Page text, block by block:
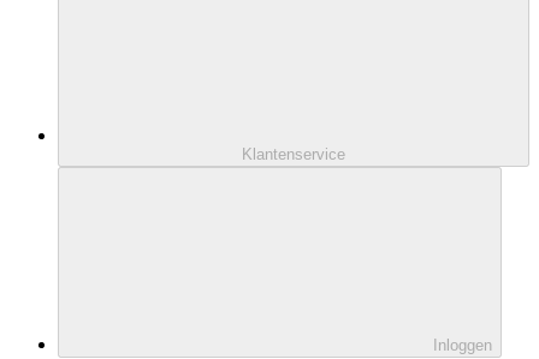
Klantenservice
Inloggen